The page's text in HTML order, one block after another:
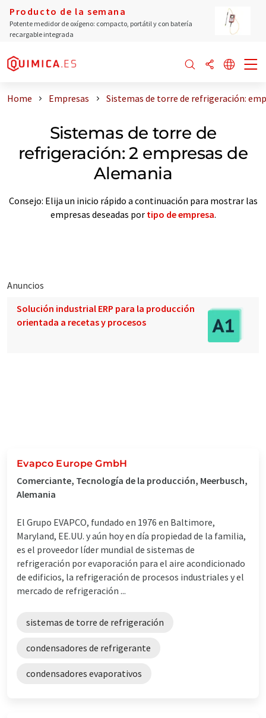
Producto de la semana
Potente medidor de oxígeno: compacto, portátil y con batería
recargable integrada
Home Empresas Sistemas de torre de refrigeración:
Sistemas de torre de
refrigeración: 2 empresas de
Alemania
Consejo: Elija un inicio rápido a continuación para mostrar las
empresas deseadas por tipo de empresa.
Anuncios
Solución industrial ERP para la producción
orientada a recetas y procesos
Evapco Europe GmbH
Comerciante, Tecnología de la producción, Meerbusch,
Alemania
El Grupo EVAPCO, fundado en 1976 en Baltimore,
Maryland, EE.UU. y aún hoy en día propiedad de la familia,
es el proveedor líder mundial de sistemas de
refrigeración por evaporación para el aire acondicionado
de edificios, la refrigeración de procesos industriales y el
mercado de refrigeración ...
sistemas de torre de refrigeración
condensadores de refrigerante
condensadores evaporativos